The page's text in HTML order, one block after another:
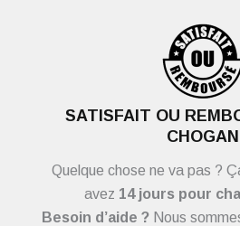
SATISFAIT OU
CHOGAN
Quelque chose ne va pas ?
avez 14 jours pour
Besoin d’aide ? Nous